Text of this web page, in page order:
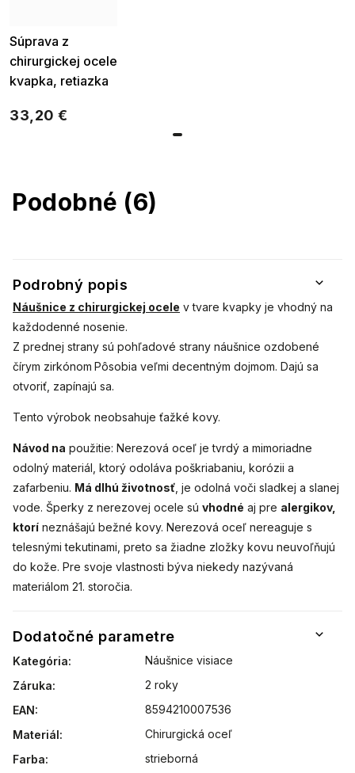
Podrobný popis
Náušnice z chirurgickej ocele v tvare kvapky je vhodný na
každodenné nosenie.
Z prednej strany sú pohľadové strany náušnice ozdobené
čírym zirkónom Pôsobia veľmi decentným dojmom. Dajú sa
otvoriť, zapínajú sa.
Tento výrobok neobsahuje ťažké kovy.
Návod na použitie: Nerezová oceľ je tvrdý a mimoriadne
odolný materiál, ktorý odoláva poškriabaniu, korózii a
zafarbeniu. Má dlhú životnosť , je odolná voči sladkej a slanej
vode. Šperky z nerezovej ocele sú vhodné aj pre alergikov,
ktorí neznášajú bežné kovy. Nerezová oceľ nereaguje s
telesnými tekutinami, preto sa žiadne zložky kovu neuvoľňujú
do kože. Pre svoje vlastnosti býva niekedy nazývaná
materiálom 21. storočia.
Dodatočné parametre
Kategória:
Náušnice visiace
Záruka:
2 roky
EAN:
8594210007536
Materiál:
Chirurgická oceľ
Farba:
strieborná
Súprava z
chirurgickej ocele
kvapka, retiazka
smaragdovým
33,20 €
Podobné (6)